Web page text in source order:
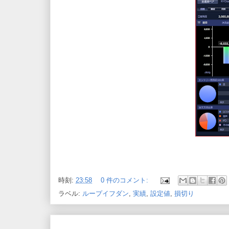
時刻: 23:58
0 件のコメント:
ラベル: ループイフダン, 実績, 設定値, 損切り